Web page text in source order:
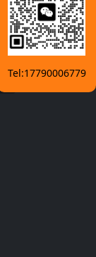
Tel:17790006779